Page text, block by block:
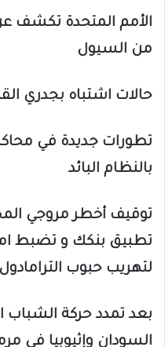
من السيول
حالات اشتباه بجدري
تطورات جديدة في
بالنظام البائد
توقيف أخطر مروجي
تطبيق بنكك و تضبط
لتهريب حبوب الترامادول
بعد تمدد حركة الشباب
السودان وإثيوبيا في